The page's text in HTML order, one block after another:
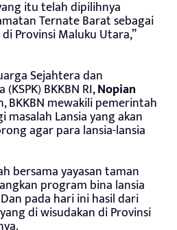
itu telah dipilihnya
Ternate Barat sebagai
Provinsi Maluku Utara,”
Sejahtera dan
BKKBN RI,Nopian
BKKBN mewakili pemerintah
Lansia yang akan
agar para lansia-lansia
bersama yayasan taman
program bina lansia
pada hari ini hasil dari
di wisudakan di Provinsi